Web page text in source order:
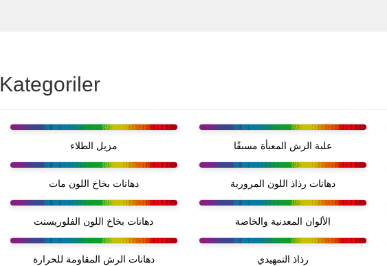
Kategoriler
مزيل الطلاء علبة الرش المعبأة مسبقًا
دهانات بخاخ اللون مات دهانات رذاذ اللون المرورية
دهانات بخاخ اللون الفلوريسنت الألوان المعدنية والخاصة
دهانات الرش المقاومة للحرارة رذاذ التمهيدي